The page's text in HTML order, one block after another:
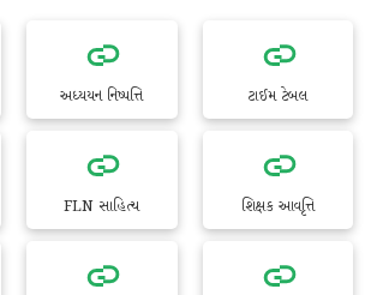
અધ્યયન નિષ્પત્તિ ટાઈમ ટેબલ
FLN સાહિત્ય શિક્ષક આવૃત્તિ